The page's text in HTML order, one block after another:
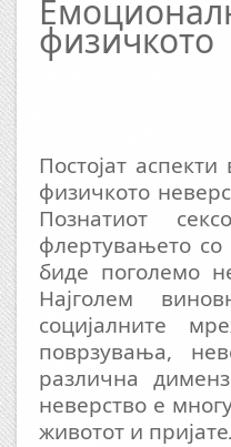
физичкото
Постојат
физичкото
Познатиот
флертувањето
биде поголемо
Најголем
социјалните
поврзувања,
различна
неверство е
животот и